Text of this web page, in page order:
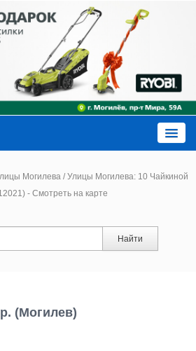
Могилева /Улицы Могилева: 10 Чайкиной
- Смотреть на карте
Найти
(Могилев)